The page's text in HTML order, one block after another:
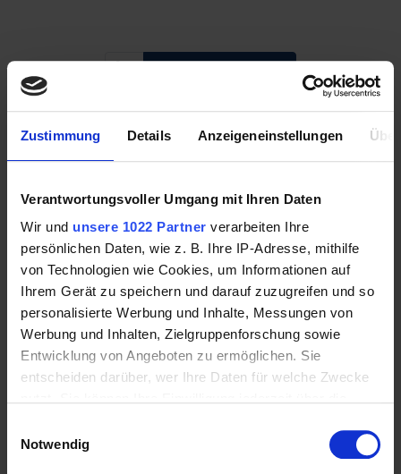
Zustimmung Details Anzeigeneinstellungen
Verantwortungsvoller Umgang mit Ihren Daten
Wir und unsere 1022 Partner verarbeiten Ihre
persönlichen Daten, wie z. B. Ihre IP-Adresse, mithilfe
von Technologien wie Cookies, um Informationen auf
Ihrem Gerät zu speichern und darauf zuzugreifen und so
personalisierte Werbung und Inhalte, Messungen von
Werbung und Inhalten, Zielgruppenforschung sowie
Entwicklung von Angeboten zu ermöglichen. Sie
entscheiden darüber, wer Ihre Daten für welche Zwecke
Trigger Symbol ändern oder widerrufen
Notwendig
effax® Leder-Grip-Stick 50ml
11,50 € * 50 ml | 0,23 €/ml